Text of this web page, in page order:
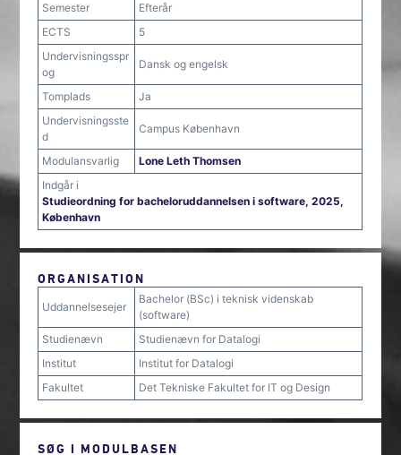
Semester
Efterår
ECTS
5
Undervisningsspr
og
Dansk og engelsk
Tomplads
Ja
Undervisningsste
d
Campus København
Modulansvarlig
Lone Leth Thomsen
Indgår i
Studieordning for bacheloruddannelsen i software, 2025,
København
ORGANISATION
Uddannelsesejer
Bachelor (BSc) i teknisk videnskab
(software)
Studienævn
Studienævn for Datalogi
Institut
Institut for Datalogi
Fakultet
Det Tekniske Fakultet for IT og Design
SØG I MODULBASEN